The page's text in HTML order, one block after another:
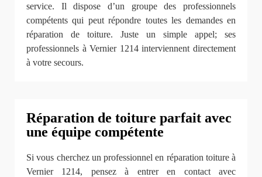
service. Il dispose d’un groupe des professionnels
compétents qui peut répondre toutes les demandes en
réparation de toiture. Juste un simple appel; ses
professionnels à Vernier 1214 interviennent directement
à votre secours.
Réparation de toiture parfait avec
une équipe compétente
Si vous cherchez un professionnel en réparation toiture à
Vernier 1214, pensez à entrer en contact avec